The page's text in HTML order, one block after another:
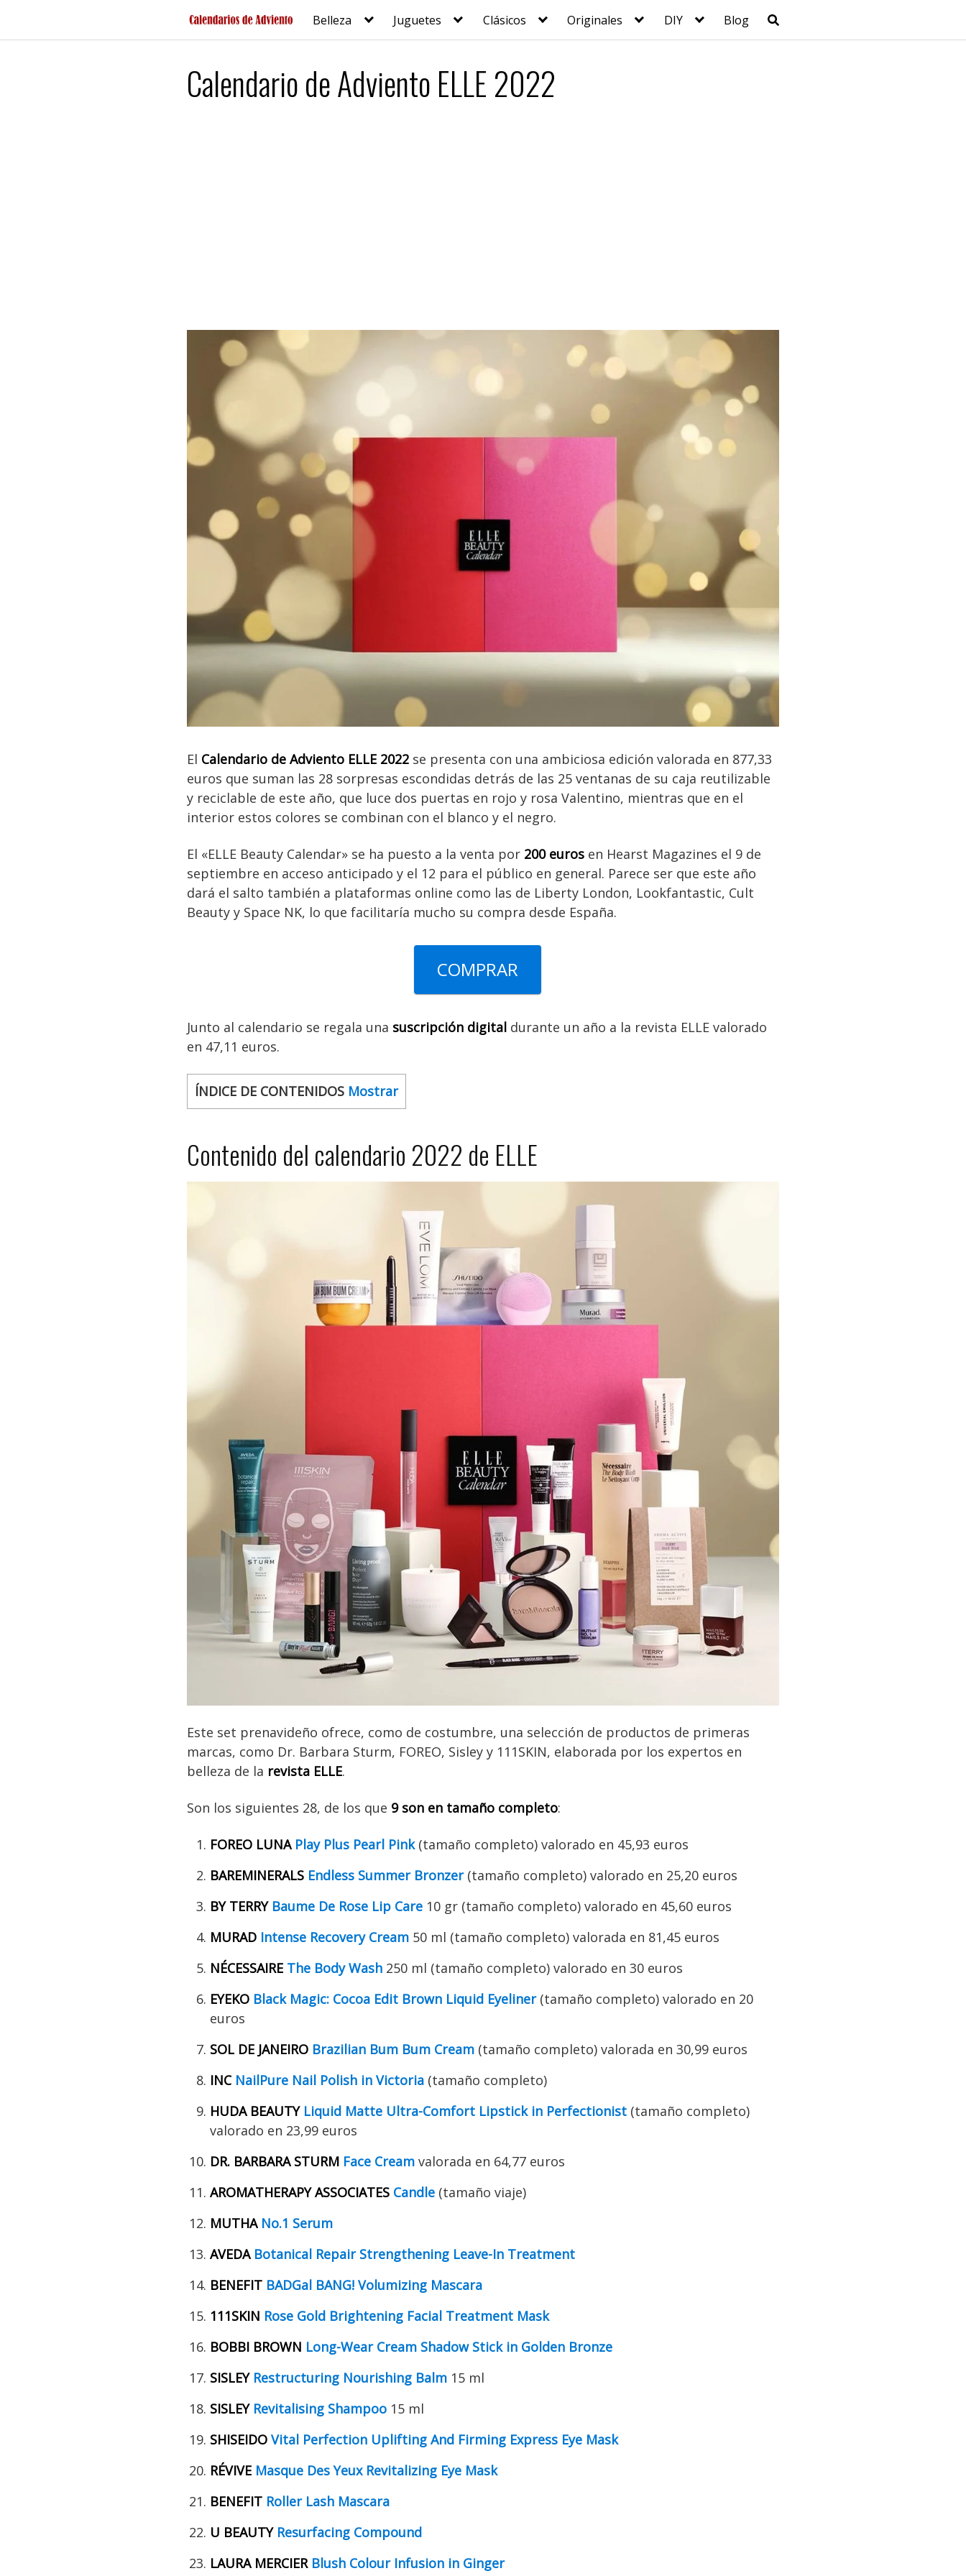
contenido
Belleza Juguetes Clásicos Originales DIY Blog
Calendario de Adviento ELLE 2022
El Calendario de Adviento ELLE 2022 se presenta con una ambiciosa edición valorada en 877,33
euros que suman las 28 sorpresas escondidas detrás de las 25 ventanas de su caja reutilizable
y reciclable de este año, que luce dos puertas en rojo y rosa Valentino, mientras que en el
interior estos colores se combinan con el blanco y el negro.
El «ELLE Beauty Calendar» se ha puesto a la venta por 200 euros en Hearst Magazines el 9 de
septiembre en acceso anticipado y el 12 para el público en general. Parece ser que este año
dará el salto también a plataformas online como las de Liberty London, Lookfantastic, Cult
Beauty y Space NK, lo que facilitaría mucho su compra desde España.
COMPRAR
Junto al calendario se regala una suscripción digital durante un año a la revista ELLE valorado
en 47,11 euros.
ÍNDICE DE CONTENIDOS Mostrar
Contenido del calendario 2022 de ELLE
Este set prenavideño ofrece, como de costumbre, una selección de productos de primeras
marcas, como Dr. Barbara Sturm, FOREO, Sisley y 111SKIN, elaborada por los expertos en
belleza de la revista ELLE.
Son los siguientes 28, de los que 9 son en tamaño completo:
FOREO LUNA Play Plus Pearl Pink(tamaño completo) valorado en 45,93 euros
BAREMINERALS Endless Summer Bronzer(tamaño completo) valorado en 25,20 euros
BY TERRY Baume De Rose Lip Care 10 gr (tamaño completo) valorado en 45,60 euros
MURAD Intense Recovery Cream 50 ml (tamaño completo) valorada en 81,45 euros
NÉCESSAIRE The Body Wash 250 ml (tamaño completo) valorado en 30 euros
EYEKO Black Magic: Cocoa Edit Brown Liquid Eyeliner(tamaño completo) valorado en 20
euros
SOL DE JANEIRO Brazilian Bum Bum Cream (tamaño completo) valorada en 30,99 euros
INC NailPure Nail Polish in Victoria (tamaño completo)
HUDA BEAUTY Liquid Matte Ultra-Comfort Lipstick in Perfectionist (tamaño completo)
valorado en 23,99 euros
DR. BARBARA STURM Face Cream valorada en 64,77 euros
AROMATHERAPY ASSOCIATES Candle (tamaño viaje)
MUTHA No.1 Serum
AVEDA Botanical Repair Strengthening Leave-In Treatment
BENEFIT BADGal BANG! Volumizing Mascara
111SKIN Rose Gold Brightening Facial Treatment Mask
BOBBI BROWN Long-Wear Cream Shadow Stick in Golden Bronze
SISLEY Restructuring Nourishing Balm 15 ml
SISLEY Revitalising Shampoo 15 ml
SHISEIDO Vital Perfection Uplifting And Firming Express Eye Mask
RÉVIVE Masque Des Yeux Revitalizing Eye Mask
BENEFIT Roller Lash Mascara
U BEAUTY Resurfacing Compound
LAURA MERCIER Blush Colour Infusion in Ginger